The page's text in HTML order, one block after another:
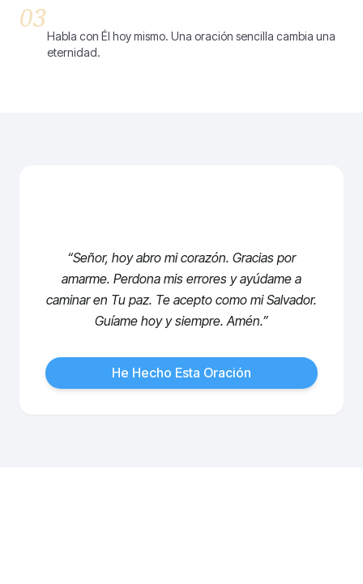
03
Habla con Él hoy mismo. Una oración sencilla cambia una
eternidad.
“Señor, hoy abro mi corazón. Gracias por
amarme. Perdona mis errores y ayúdame a
caminar en Tu paz. Te acepto como mi Salvador.
Guíame hoy y siempre. Amén.”
He Hecho Esta Oración